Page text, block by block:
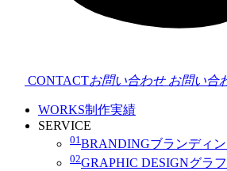
CONTACTお問い合わせ お問い合
WORKS制作実績
SERVICE
01 BRANDINGブランディ
02GRAPHIC DESIGNグラ